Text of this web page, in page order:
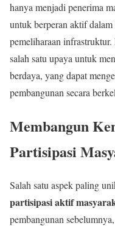
hanya menjadi penerima
untuk berperan aktif
pemeliharaan
salah satu upaya untuk
berdaya, yang dapat
pembangunan secara
Membangun
Partisipasi
Salah satu aspek paling
partisipasi aktif
pembangunan